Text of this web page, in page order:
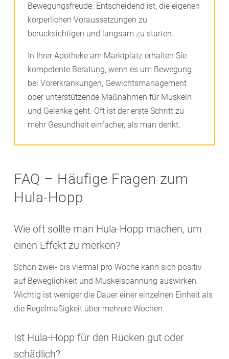
Bewegungsfreude. Entscheidend ist, die eigenen
körperlichen Voraussetzungen zu
berücksichtigen und langsam zu starten.
In Ihrer Apotheke am Marktplatz erhalten Sie
kompetente Beratung, wenn es um Bewegung
bei Vorerkrankungen, Gewichtsmanagement
oder unterstützende Maßnahmen für Muskeln
und Gelenke geht. Oft ist der erste Schritt zu
mehr Gesundheit einfacher, als man denkt.
FAQ – Häufige Fragen zum
Hula-Hopp
Wie oft sollte man Hula-Hopp machen, um
einen Effekt zu merken?
Schon zwei- bis viermal pro Woche kann sich positiv
auf Beweglichkeit und Muskelspannung auswirken.
Wichtig ist weniger die Dauer einer einzelnen Einheit als
die Regelmäßigkeit über mehrere Wochen.
Ist Hula-Hopp für den Rücken gut oder
schädlich?